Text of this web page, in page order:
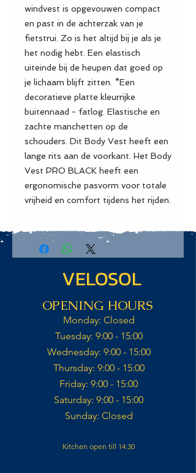
windvest is opgevouwen compact
en past in de achterzak van je
fietstrui. Zo is het altijd bij je als je
het nodig hebt. Een elastisch
uiteinde bij de heupen dat goed op
je lichaam blijft zitten. *Een
decoratieve platte kleurrijke
buitennaad - fatlog. Elastische en
zachte manchetten op de
schouders. Dit Body Vest heeft een
lange rits aan de voorkant. Het Body
Vest PRO BLACK heeft een
ergonomische pasvorm voor totale
vrijheid en comfort tijdens het rijden.
VELOSOL
OPENING HOURS
Monday: Closed​
Tuesday: 9:00 - 15:00​
Wednesday: 9:00 - 15:00​​
Thursday: 9:00 - 15:00​
Friday: 9:00 - 15:00​
Saturday: 9:00 - 15:00​
Sunday: Closed​
Kitchen open till 14:30